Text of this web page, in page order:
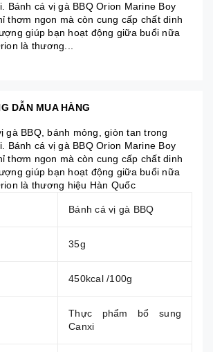
Bánh cá vị gà BBQ Orion Marine Boy
thơm ngon mà còn cung cấp chất dinh
giúp bạn hoạt động giữa buổi nữa
là thương...
DẪN MUA HÀNG
gà BBQ, bánh mỏng, giòn tan trong
Bánh cá vị gà BBQ Orion Marine Boy
thơm ngon mà còn cung cấp chất dinh
giúp bạn hoạt động giữa buổi nữa
là thương hiệu Hàn Quốc
Bánh cá vị gà BBQ
35g
450kcal /100g
Thực phẩm bổ sung
Canxi